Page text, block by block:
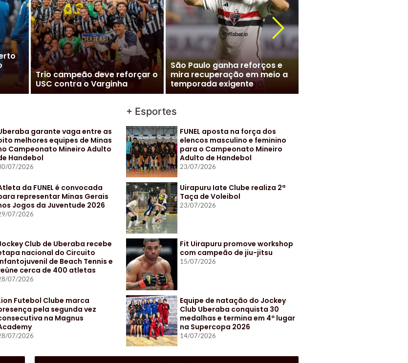
Cléber Xavier é o novo técnico
do Santos
Vitor Roque chega ao Brasil e
Palmeiras monta esquema
para evitar exposição
garante vaga entre as
melhores equipes de Minas
Campeonato Mineiro Adulto
Handebol
07/2026
da FUNEL é convocada
representar Minas Gerais
Jogos da Juventude 2026
07/2026
Club de Uberaba recebe
nacional do Circuito
de Beach Tennis e
cerca de 400 atletas
07/2026
Futebol Clube marca
pela segunda vez
na Magnus
07/2026
+ Esportes
FUNEL aposta na força dos
elencos masculino e feminino
para o Campeonato Mineiro
Adulto de Handebol
23/07/2026
Uirapuru Iate Clube realiza 2ª
Taça de Voleibol
23/07/2026
Fit Uirapuru promove workshop
com campeão de jiu-jitsu
15/07/2026
Equipe de natação do Jockey
Club Uberaba conquista 30
medalhas e termina em 4º lugar
na Supercopa 2026
14/07/2026